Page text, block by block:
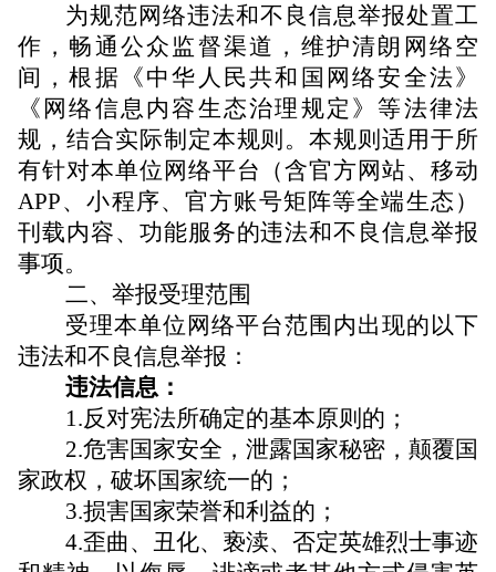
为规范网络违法和不良信息举报处置工
作，畅通公众监督渠道，维护清朗网络空
间，根据《中华人民共和国网络安全法》
《网络信息内容生态治理规定》等法律法
规，结合实际制定本规则。本规则适用于所
有针对本单位网络平台
（含官方网站、移动
APP、小程序、官方账号矩阵等全端生态）
刊载内容、功能服务的违法和不良信息举报
事项。
二、 举报受理范围
受理本单位网络平台范围内出现的以下
违法和不良信息举报：
违法信息：
1.反对宪法所确定的基本原则的；
2.危害国家安全，泄露国家秘密，颠覆国
家政权，破坏国家统一的；
3.损害国家荣誉和利益的；
4.歪曲、丑化、亵渎、否定英雄烈士事迹